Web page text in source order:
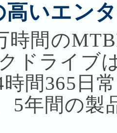
高いエン
時間の
ドライブ
間365日
5年間の製